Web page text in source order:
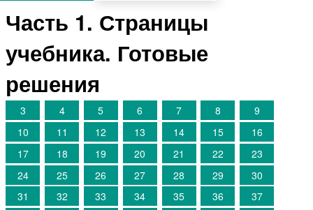
Часть 1. Страницы
учебника. Готовые
решения
3 4 5 6 7 8
9
10
11 12 13 14 15
16
17
18 19 20 21 22
23
24
25 26 27 28 29
30
31
32 33 34 35 36
37